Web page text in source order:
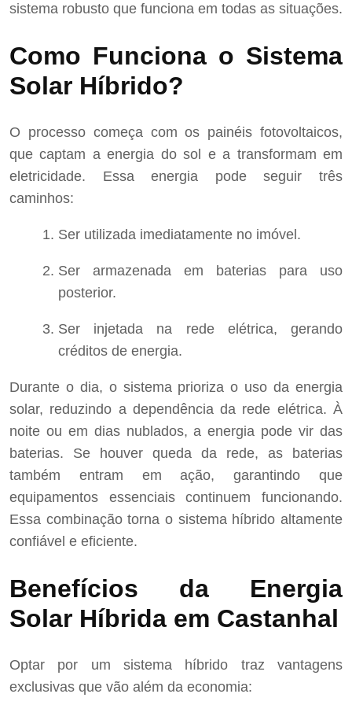
sistema robusto que funciona em todas as situações.
Como Funciona o Sistema
Solar Híbrido?
O processo começa com os painéis fotovoltaicos,
que captam a energia do sol e a transformam em
eletricidade. Essa energia pode seguir três
caminhos:
Ser utilizada imediatamente no imóvel.
Ser armazenada em baterias para uso
posterior.
Ser injetada na rede elétrica, gerando
créditos de energia.
Durante o dia, o sistema prioriza o uso da energia
solar, reduzindo a dependência da rede elétrica. À
noite ou em dias nublados, a energia pode vir das
baterias. Se houver queda da rede, as baterias
também entram em ação, garantindo que
equipamentos essenciais continuem funcionando.
Essa combinação torna o sistema híbrido altamente
confiável e eficiente.
Benefícios da Energia
Solar Híbrida em Castanhal
Optar por um sistema híbrido traz vantagens
exclusivas que vão além da economia: